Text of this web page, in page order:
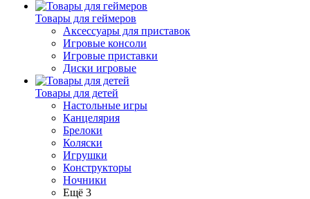
Товары для геймеров
Аксессуары для приставок
Игровые консоли
Игровые приставки
Диски игровые
Товары для детей
Настольные игры
Канцелярия
Брелоки
Коляски
Игрушки
Конструкторы
Ночники
Ещё 3